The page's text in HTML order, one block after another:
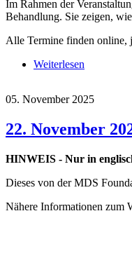
Im Rahmen der
Behandlung. Sie zeigen,
Alle Termine finden online,
Weiterlesen
05. November 2025
22. November
HINWEIS - Nur in
Dieses von der MDS
Nähere Informationen zum